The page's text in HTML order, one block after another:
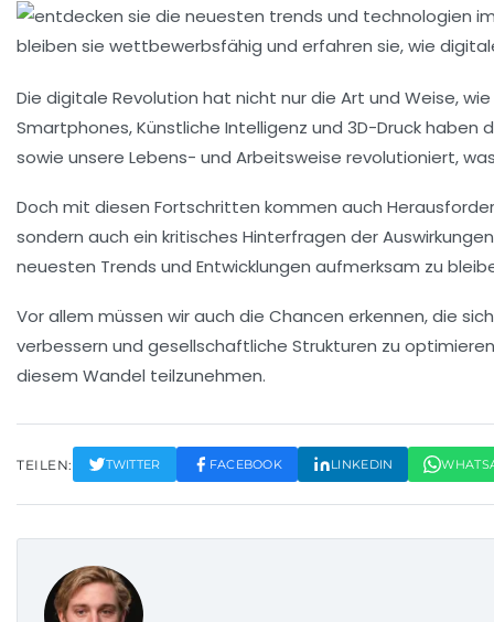
Die digitale Revolution hat nicht nur die Art und Weise,
Smartphones,Künstliche Intelligenz und 3D-Druckhaben
sowie unsere Lebens- und Arbeitsweise revolutioniert,
Doch mit diesen Fortschritten kommen auch
sondern auch ein kritisches Hinterfragen derAuswirkungen
neuesten Trends und Entwicklungen aufmerksam zu
Vor allem müssen wir auch die Chancen erkennen, die
verbessern und gesellschaftliche Strukturen zu
diesem Wandel teilzunehmen.
TEILEN: TWITTER FACEBOOK LINKEDIN